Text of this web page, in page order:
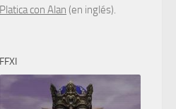
Platica con Alan (en inglés).
FFXI